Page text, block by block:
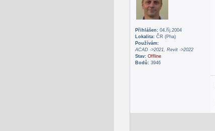
Přihlášen:04.říj.2004
Lokalita:ČR (Pha)
Používám:
ACAD ->2021, Revit ->2022
Stav: Offline
Bodů:3946